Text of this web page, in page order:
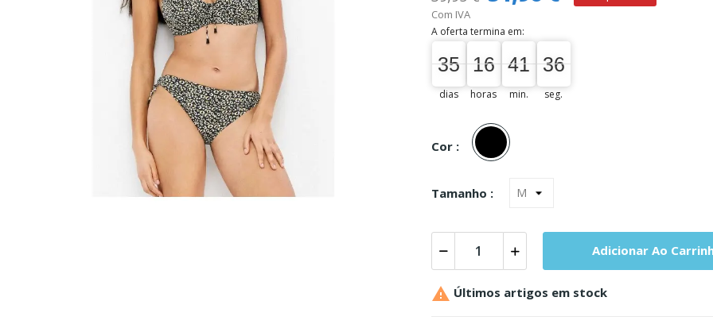
Com IVA
A oferta termina em:
35
35
00
dias
16
16
00
horas
41
41
00
min.
35
35
36
seg.
Cor :
Preto
Tamanho :
Adicionar Ao
 Últimos artigos em stock